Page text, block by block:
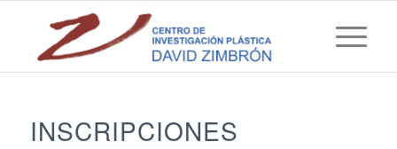
INSCRIPCIONES